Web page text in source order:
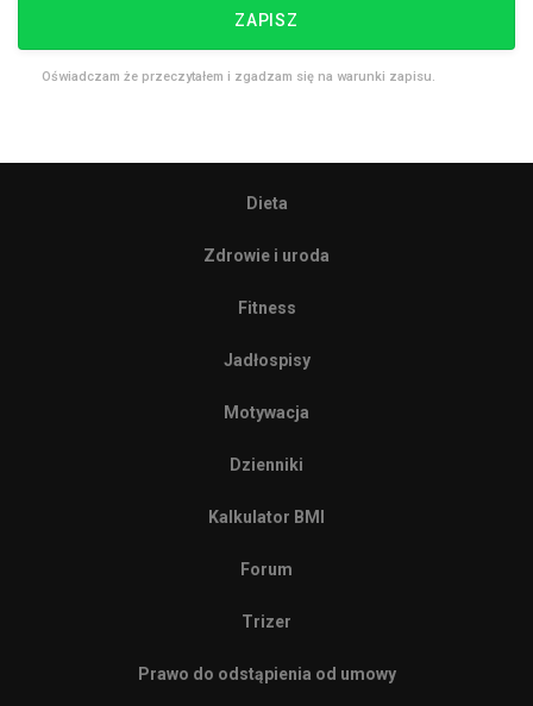
ZAPISZ
Oświadczam że przeczytałem i zgadzam się na warunki zapisu.
Dieta
Zdrowie i uroda
Fitness
Jadłospisy
Motywacja
Dzienniki
Kalkulator BMI
Forum
Trizer
Prawo do odstąpienia od umowy